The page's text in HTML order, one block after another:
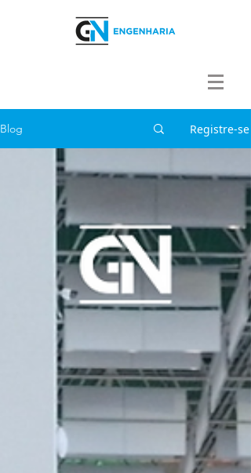
Blog Registre-se